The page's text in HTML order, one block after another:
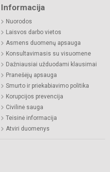
Informacija
Nuorodos
Laisvos darbo vietos
Asmens duomenų apsauga
Konsultavimasis su visuomene
Dažniausiai užduodami klausimai
Pranešėjų apsauga
Smurto ir priekabiavimo politika
Korupcijos prevencija
Civilinė sauga
Teisinė informacija
Atviri duomenys